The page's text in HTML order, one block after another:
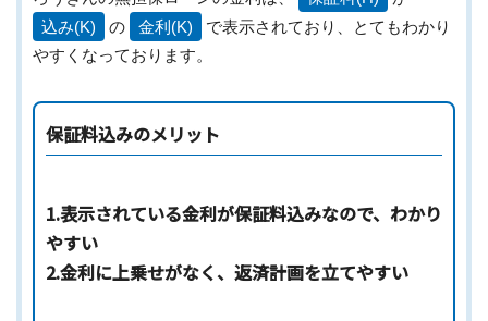
込み(K)
の 金利(K)
で表示されており、とてもわかり
やすくなっております。
保証料込みのメリット
1.表示されている金利が保証料込みなので、わかり
やすい
2.金利に上乗せがなく、返済計画を立てやすい